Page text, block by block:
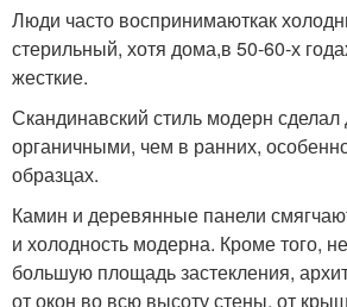
Люди часто воспринимаюткак
стерильный, хотя дома,в 50-60-х
жесткие.
Скандинавский стиль модерн
органичными, чем в ранних,
образцах.
Камин и деревянные панели
и холодность модерна. Кроме того,
большую площадь застекления,
от окон во всю высоту стены, от